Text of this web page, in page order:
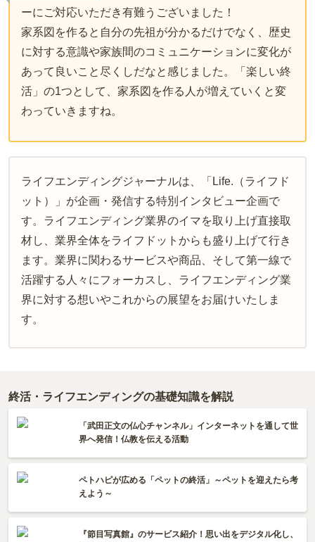
ーにご対応いただき有難うございました！
家系図を作ると自分の先祖が分かるだけでなく、歴史
に対する意識や家族間のコミュニケーションに変化が
あって良いこと尽くしだなと感じました。「楽しい終
活」の1つとして、家系図を作る人が増えていくと変
わっていきますね。
ライフエンディングジャーナルは、「Life.（ライフド
ット）」が企画・発信する特別インタビュー企画で
す。ライフエンディング業界のイマを取り上げ直接取
材し、業界全体をライフドットからも盛り上げて行き
ます。業界に関わるサービスや商品、そして第一線で
活躍する人々にフォーカスし、ライフエンディング業
界に対する想いやこれからの展望をお届けいたしま
す。
終活・ライフエンディングの基礎知識を解説
「武田正文の仏心チャンネル」インターネットを通して世
界へ発信！仏教を伝える活動
ペトハピが広める「ペットの終活」～ペットを迎えたら考
えよう～
『節目写真館』のサービス紹介！思い出をデジタル化し、